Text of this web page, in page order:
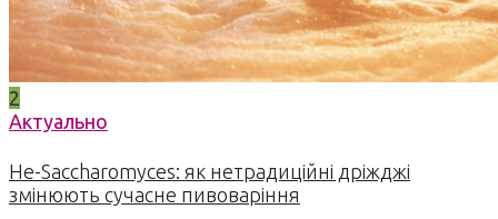
2
Актуально
Не-Saccharomyces: як нетрадиційні дріжджі
змінюють сучасне пивоваріння